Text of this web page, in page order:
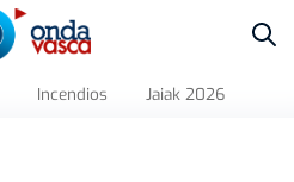
Incendios Jaiak 2026